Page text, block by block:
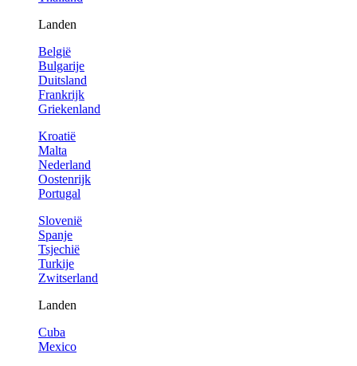
Landen
België
Bulgarije
Duitsland
Frankrijk
Griekenland
Kroatië
Malta
Nederland
Oostenrijk
Portugal
Slovenië
Spanje
Tsjechië
Turkije
Zwitserland
Landen
Cuba
Mexico